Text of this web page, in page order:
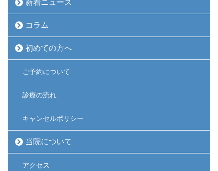
コラム
初めての方へ
ご予約について
診療の流れ
キャンセルポリシー
当院について
アクセス